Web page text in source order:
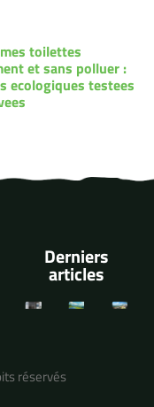
toilettes
et sans polluer :
ecologiques testees
Derniers
articles
réservés